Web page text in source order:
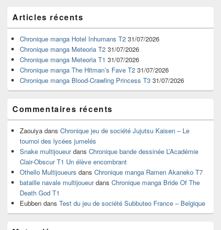
principale
de
widget
pour
barre
latérale
Articles récents
Chronique manga Hotel Inhumans T2 31/07/2026
Chronique manga Meteoria T2 31/07/2026
Chronique manga Meteoria T1 31/07/2026
Chronique manga The Hitman’s Fave T2 31/07/2026
Chronique manga Blood-Crawling Princess T3 31/07/2026
Commentaires récents
Zaouiya dans Chronique jeu de société Jujutsu Kaisen – Le
tournoi des lycées jumelés
Snake multijoueurdans Chronique bande dessinée L’Académie
Clair-Obscur T1 Un élève encombrant
Othello Multijoueurs dans Chronique manga Ramen Akaneko T7
bataille navale multijoueurdans Chronique manga Bride Of The
Death God T1
Eubben dans Test du jeu de société Subbuteo France – Belgique